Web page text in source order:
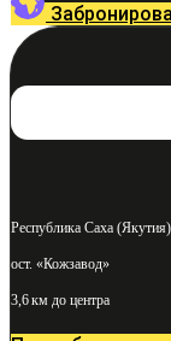
Республика Саха
ост. «Кожзавод»
3,6 км до центра